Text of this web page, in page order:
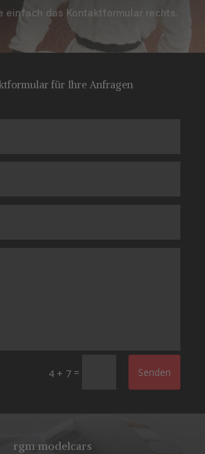
einfach das Kontaktformular rechts.
für Ihre Anfragen
4 + 7 = Senden
rgm modelcars